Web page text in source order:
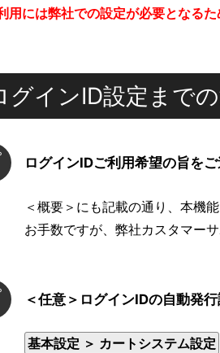
用には弊社での設定が必要となる
グインID設定まで
ログインIDご利用希望の旨を
＜概要＞にも記載の通り、本機
お手数ですが、弊社カスタマー
＜任意＞ログインIDの自動発
基本設定 ＞ カートシステム設定